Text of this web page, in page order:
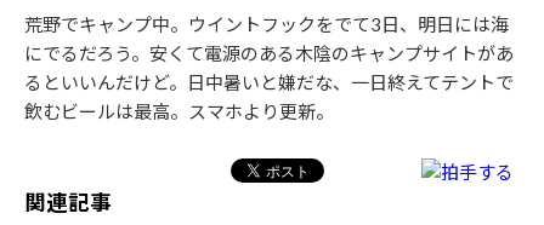
荒野でキャンプ中。ウイントフックをでて3日、明日には海
にでるだろう。安くて電源のある木陰のキャンプサイトがあ
るといいんだけど。日中暑いと嫌だな、一日終えてテントで
飲むビールは最高。スマホより更新。
関連記事